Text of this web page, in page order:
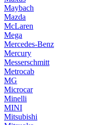
Maybach
Mazda
McLaren
Mega
Mercedes-Benz
Mercury
Messerschmitt
Metrocab
MG
Microcar
Minelli
MINI
Mitsubishi